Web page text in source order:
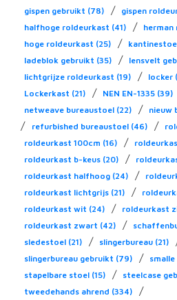
gispen gebruikt (78) / gispen
halfhoge roldeurkast (41) / herman
hoge roldeurkast (25) /
ladeblok gebruikt (35) / lensvelt
lichtgrijze roldeurkast (19) / locker
Lockerkast (21) / NEN EN-1335 (39)
netweave bureaustoel (22) / nieuw
/ refurbished bureaustoel (46) /
roldeurkast 100cm (16) /
roldeurkast b-keus (20) /
roldeurkast halfhoog (24) /
roldeurkast lichtgrijs (21) /
roldeurkast wit (24) / roldeurkast
roldeurkast zwart (42) /
sledestoel (21) / slingerbureau (21)
slingerbureau gebruikt (79) /
stapelbare stoel (15) / steelcase
tweedehands ahrend (334) /